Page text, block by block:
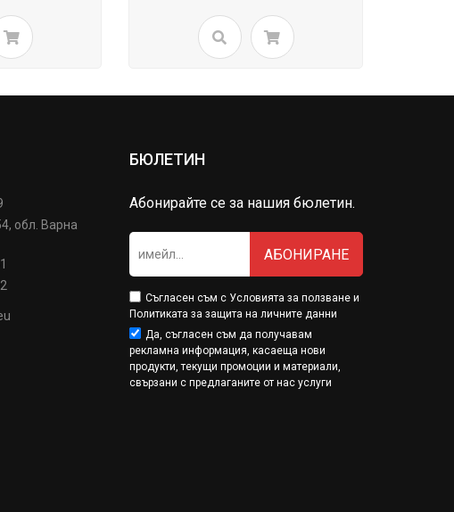
обл. Варна
БЮЛЕТИН
Абонирайте се за нашия бюлетин.
АБОНИРАНЕ
Съгласен съм с Условията за ползванеи
Политиката за защита на личните данни
Да, съгласен съм да получавам
рекламна информация, касаеща нови
продукти, текущи промоции и материали,
свързани с предлаганите от нас услуги